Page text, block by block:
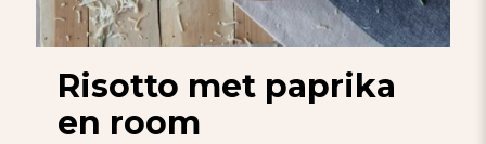
Risotto met paprika
en room